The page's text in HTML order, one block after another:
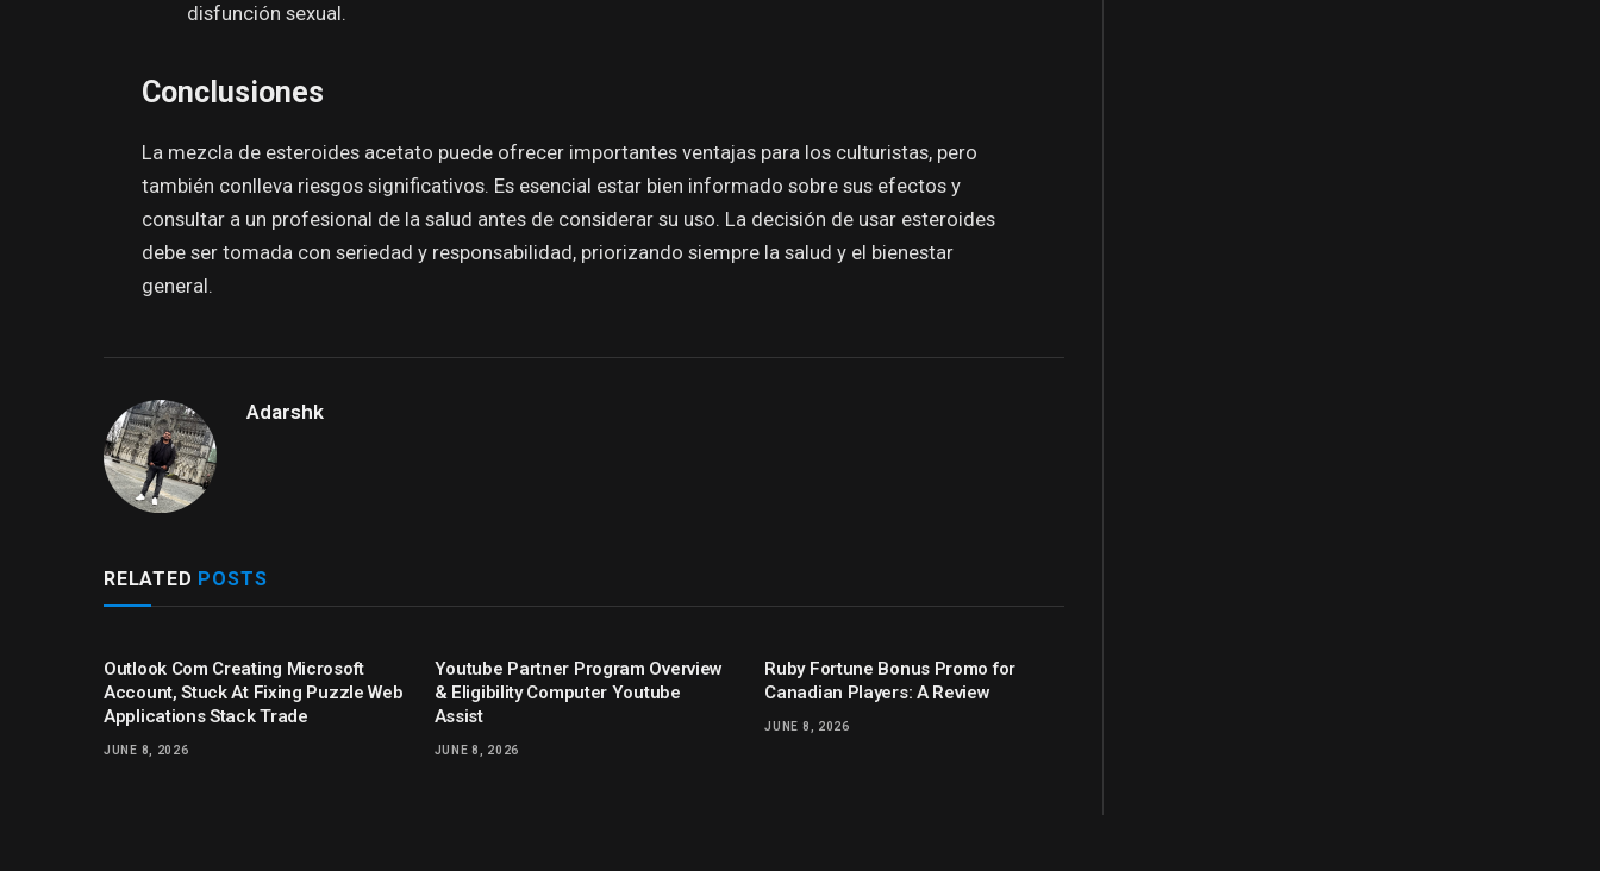
disfunción sexual.
Conclusiones
La mezcla de esteroides acetato puede ofrecer importantes ventajas para los culturistas, pero
también conlleva riesgos significativos. Es esencial estar bien informado sobre sus efectos y
consultar a un profesional de la salud antes de considerar su uso. La decisión de usar esteroides
debe ser tomada con seriedad y responsabilidad, priorizando siempre la salud y el bienestar
general.
Adarshk
RELATED POSTS
Outlook Com Creating Microsoft
Account, Stuck At Fixing Puzzle Web
Applications Stack Trade
JUNE 8, 2026
Youtube Partner Program Overview
& Eligibility Computer Youtube
Assist
JUNE 8, 2026
Ruby Fortune Bonus Promo for
Canadian Players: A Review
JUNE 8, 2026